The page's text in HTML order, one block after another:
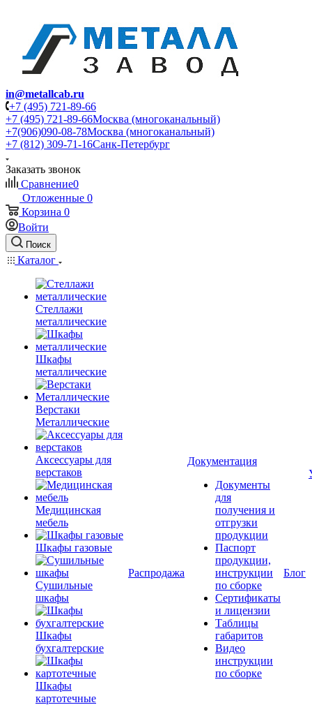
in@metallcab.ru
+7 (495) 721-89-66
+7 (495) 721-89-66Москва (многоканальный)
+7(906)090-08-78Москва (многоканальный)
+7 (812) 309-71-16Санк-Петербург
Заказать звонок
Сравнение0
Отложенные 0
Корзина 0
Войти
Поиск
Каталог
Стеллажи
металлические
Шкафы
металлические
Верстаки
Металлические
Аксессуары для
верстаков
Медицинская
мебель
Шкафы газовые
Сушильные
шкафы
Шкафы
бухгалтерские
Шкафы
картотечные
Распродажа
Документация
Документы
для
получения и
отгрузки
продукции
Паспорт
продукции,
инструкции
по сборке
Сертификаты
и лицензии
Таблицы
габаритов
Видео
инструкции
по сборке
Блог